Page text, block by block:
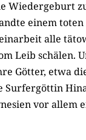
Wiedergeburt
einem
alle
Leib schälen.
Götter, etwa
Surfergöttin
vor allem